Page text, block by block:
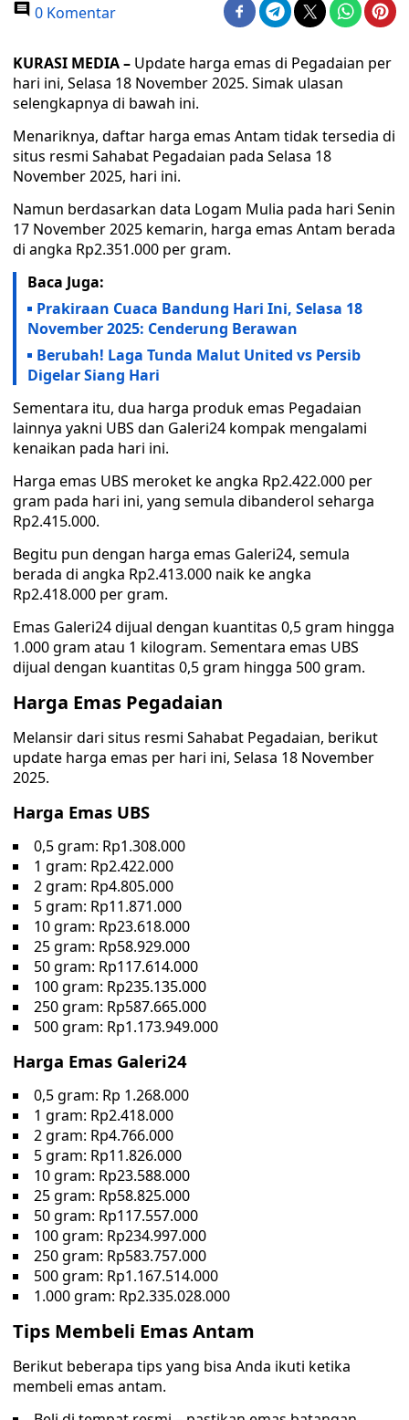
0 Komentar
KURASI MEDIA – Update harga emas di Pegadaian per
hari ini, Selasa 18 November 2025. Simak ulasan
selengkapnya di bawah ini.
Menariknya, daftar harga emas Antam tidak tersedia di
situs resmi Sahabat Pegadaian pada Selasa 18
November 2025, hari ini.
Namun berdasarkan data Logam Mulia pada hari Senin
17 November 2025 kemarin, harga emas Antam berada
di angka Rp2.351.000 per gram.
Baca Juga:
Prakiraan Cuaca Bandung Hari Ini, Selasa 18
November 2025: Cenderung Berawan
Berubah! Laga Tunda Malut United vs Persib
Digelar Siang Hari
Sementara itu, dua harga produk emas Pegadaian
lainnya yakni UBS dan Galeri24 kompak mengalami
kenaikan pada hari ini.
Harga emas UBS meroket ke angka Rp2.422.000 per
gram pada hari ini, yang semula dibanderol seharga
Rp2.415.000.
Begitu pun dengan harga emas Galeri24, semula
berada di angka Rp2.413.000 naik ke angka
Rp2.418.000 per gram.
Emas Galeri24 dijual dengan kuantitas 0,5 gram hingga
1.000 gram atau 1 kilogram. Sementara emas UBS
dijual dengan kuantitas 0,5 gram hingga 500 gram.
Harga Emas Pegadaian
Melansir dari situs resmi Sahabat Pegadaian, berikut
update harga emas per hari ini, Selasa 18 November
2025.
Harga Emas UBS
0,5 gram: Rp1.308.000
1 gram: Rp2.422.000
2 gram: Rp4.805.000
5 gram: Rp11.871.000
10 gram: Rp23.618.000
25 gram: Rp58.929.000
50 gram: Rp117.614.000
100 gram: Rp235.135.000
250 gram: Rp587.665.000
500 gram: Rp1.173.949.000
Harga Emas Galeri24
0,5 gram: Rp 1.268.000
1 gram: Rp2.418.000
2 gram: Rp4.766.000
5 gram: Rp11.826.000
10 gram: Rp23.588.000
25 gram: Rp58.825.000
50 gram: Rp117.557.000
100 gram: Rp234.997.000
250 gram: Rp583.757.000
500 gram: Rp1.167.514.000
1.000 gram: Rp2.335.028.000
Tips Membeli Emas Antam
Berikut beberapa tips yang bisa Anda ikuti ketika
membeli emas antam.